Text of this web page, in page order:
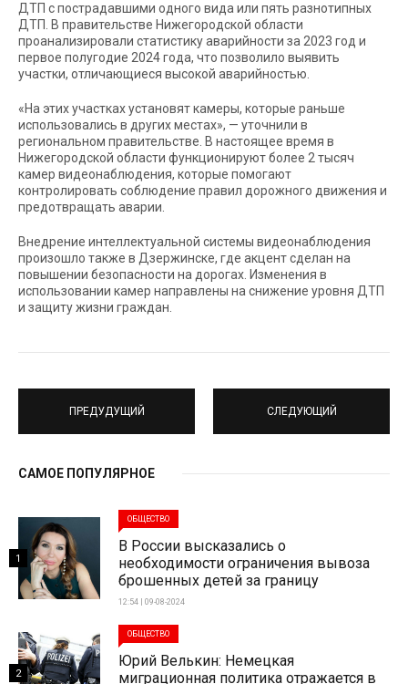
ДТП с пострадавшими одного вида или пять разнотипных
ДТП. В правительстве Нижегородской области
проанализировали статистику аварийности за 2023 год и
первое полугодие 2024 года, что позволило выявить
участки, отличающиеся высокой аварийностью.
«На этих участках установят камеры, которые раньше
использовались в других местах», — уточнили в
региональном правительстве. В настоящее время в
Нижегородской области функционируют более 2 тысяч
камер видеонаблюдения, которые помогают
контролировать соблюдение правил дорожного движения и
предотвращать аварии.
Внедрение интеллектуальной системы видеонаблюдения
произошло также в Дзержинске, где акцент сделан на
повышении безопасности на дорогах. Изменения в
использовании камер направлены на снижение уровня ДТП
и защиту жизни граждан.
ПРЕДУДУЩИЙ СЛЕДУЮЩИЙ
САМОЕ ПОПУЛЯРНОЕ
ОБЩЕСТВО
В России высказались о
необходимости ограничения вывоза
брошенных детей за границу
12:54 | 09-08-2024
1
ОБЩЕСТВО
Юрий Велькин: Немецкая
миграционная политика отражается в
2